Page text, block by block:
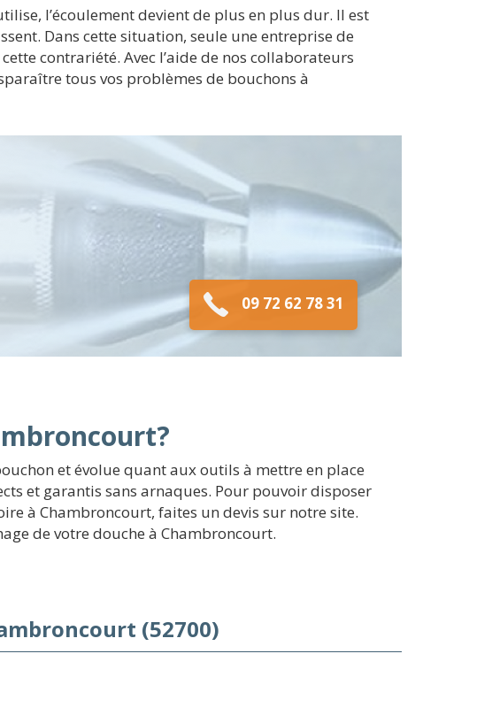
l’écoulement devient de plus en plus dur. Il est
Dans cette situation, seule une entreprise de
contrariété. Avec l’aide de nos collaborateurs
tous vos problèmes de bouchons à
09 72 62 78 31
et évolue quant aux outils à mettre en place
et garantis sans arnaques. Pour pouvoir disposer
à Chambroncourt, faites un devis sur notre site.
de votre douche à Chambroncourt.
(52700)